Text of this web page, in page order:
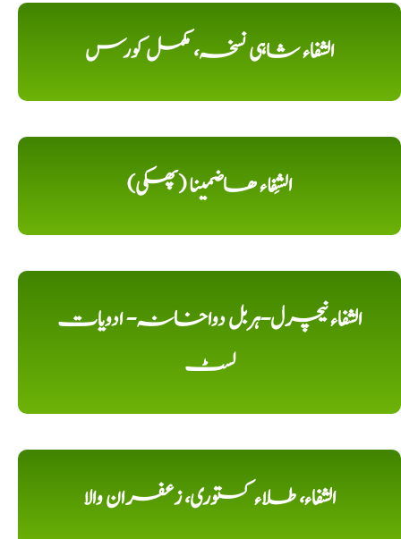
الشفاء شاہی نسخہ، مکمل کورس
الشِفاء ھاضمینا (پھکی)
الشفاء نیچرل-ہربل دواخانہ- ادویات
لسٹ
الشفاء، طلاء کستوری، زعفران والا